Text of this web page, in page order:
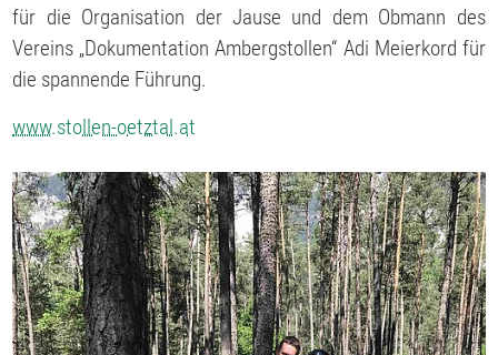
für die Organisation der Jause und dem Obmann des
Vereins „Dokumentation Ambergstollen“ Adi Meierkord für
die spannende Führung.
www.stollen-oetztal.at